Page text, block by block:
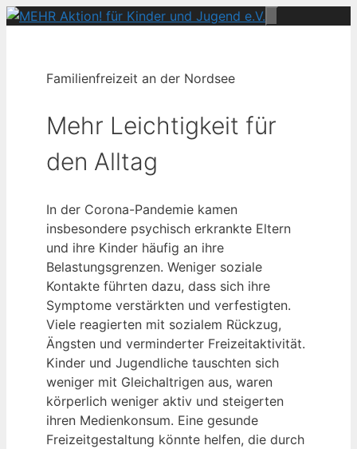
Zum
Menü
Familienfreizeit an der Nordsee
Mehr Leichtigkeit für
den Alltag
In der Corona-Pandemie kamen
insbesondere psychisch erkrankte Eltern
und ihre Kinder häufig an ihre
Belastungsgrenzen. Weniger soziale
Kontakte führten dazu, dass sich ihre
Symptome verstärkten und verfestigten.
Viele reagierten mit sozialem Rückzug,
Ängsten und verminderter Freizeitaktivität.
Kinder und Jugendliche tauschten sich
weniger mit Gleichaltrigen aus, waren
körperlich weniger aktiv und steigerten
ihren Medienkonsum. Eine gesunde
Freizeitgestaltung könnte helfen, die durch